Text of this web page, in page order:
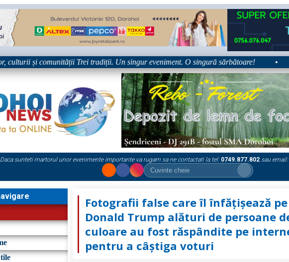
și comunității Trei tradiții. Un singur eveniment. O singură sărbătoare! •
Daca sunteti martorul unor evenimente importante va rugam sa ne contactati la tel: 0749.877.802 sau email:
Fotografii false care îl înfățișează pe
Donald Trump alături de persoane
culoare au fost răspândite pe
pentru a câștiga voturi